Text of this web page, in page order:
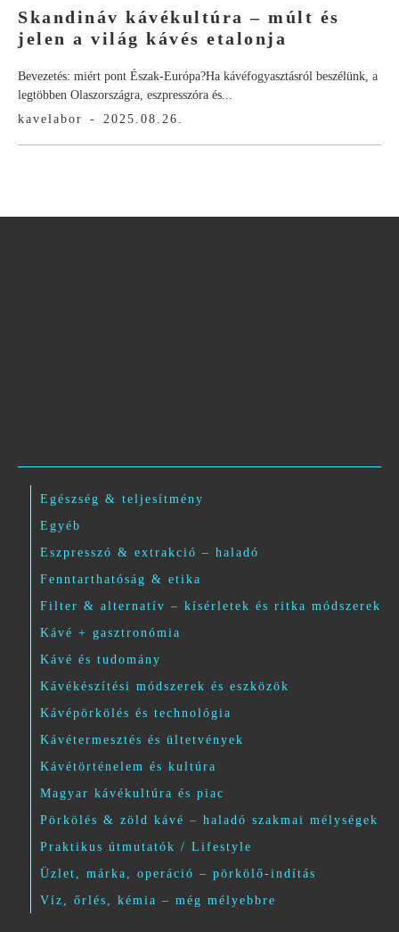
Skandináv kávékultúra – múlt és
jelen a világ kávés etalonja
Bevezetés: miért pont Észak-Európa?Ha kávéfogyasztásról beszélünk, a
legtöbben Olaszországra, eszpresszóra és...
kavelabor
- 2025.08.26.
Egészség & teljesítmény
Egyéb
Eszpresszó & extrakció – haladó
Fenntarthatóság & etika
Filter & alternatív – kísérletek és ritka módszerek
Kávé + gasztronómia
Kávé és tudomány
Kávékészítési módszerek és eszközök
Kávépörkölés és technológia
Kávétermesztés és ültetvények
Kávétörténelem és kultúra
Magyar kávékultúra és piac
Pörkölés & zöld kávé – haladó szakmai mélységek
Praktikus útmutatók / Lifestyle
Üzlet, márka, operáció – pörkölő-indítás
Víz, őrlés, kémia – még mélyebbre